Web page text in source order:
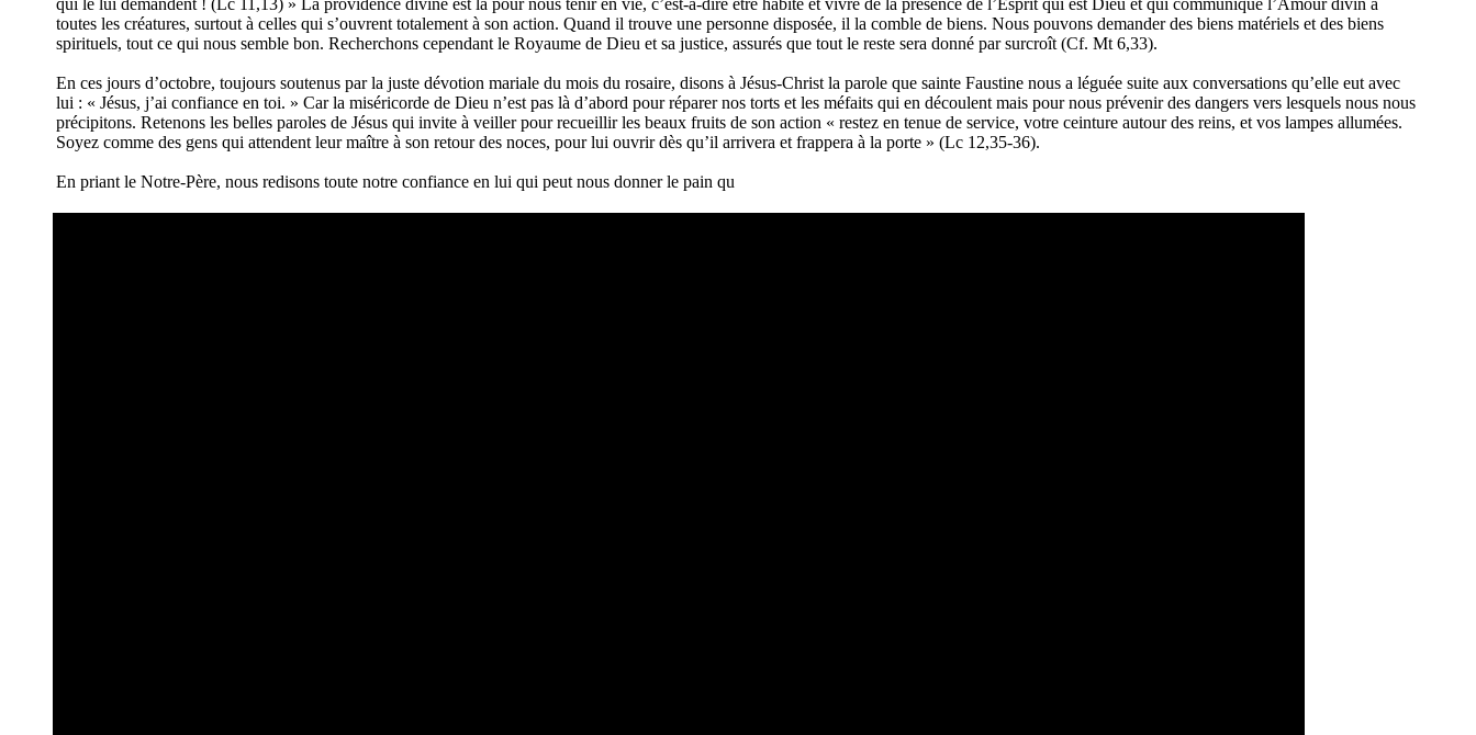
qui le lui demandent ! (Lc 11,13) » La providence divine est là pour nous tenir en vie, c’est-à-dire être habité et vivre de la présence de l’Esprit qui est Dieu et qui communique l’Amour divin à
toutes les créatures, surtout à celles qui s’ouvrent totalement à son action. Quand il trouve une personne disposée, il la comble de biens. Nous pouvons demander des biens matériels et des biens
spirituels, tout ce qui nous semble bon. Recherchons cependant le Royaume de Dieu et sa justice, assurés que tout le reste sera donné par surcroît (Cf. Mt 6,33).
En ces jours d’octobre, toujours soutenus par la juste dévotion mariale du mois du rosaire, disons à Jésus-Christ la parole que sainte Faustine nous a léguée suite aux conversations qu’elle eut avec
lui : « Jésus, j’ai confiance en toi. » Car la miséricorde de Dieu n’est pas là d’abord pour réparer nos torts et les méfaits qui en découlent mais pour nous prévenir des dangers vers lesquels nous nous
précipitons. Retenons les belles paroles de Jésus qui invite à veiller pour recueillir les beaux fruits de son action « restez en tenue de service, votre ceinture autour des reins, et vos lampes allumées.
Soyez comme des gens qui attendent leur maître à son retour des noces, pour lui ouvrir dès qu’il arrivera et frappera à la porte » (Lc 12,35-36).
En priant le Notre-Père, nous redisons toute notre confiance en lui qui peut nous donner le pain qu